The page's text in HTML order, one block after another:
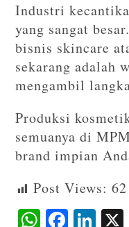
Industri
yang sangat
bisnis skincare
sekarang adalah
mengambil
Produksi
semuanya di
brand impian
Post Views: 62
W F Li